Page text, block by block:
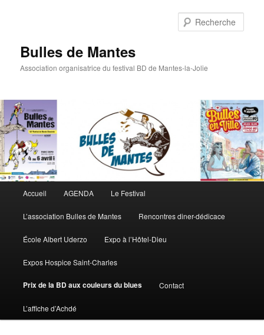
Bulles de Mantes
Association organisatrice du festival BD de Mantes-la-Jolie
Aller au contenu principal
Aller au contenu secondaire
Accueil AGENDA Le Festival
L’association Bulles de Mantes Rencontres diner-dédicace
École Albert Uderzo Expo à l’Hôtel-Dieu
Expos Hospice Saint-Charles
Prix de la BD aux couleurs du blues Contact
L’affiche d’Achdé